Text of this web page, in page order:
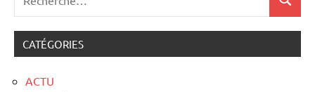
CATÉGORIES
ACTU